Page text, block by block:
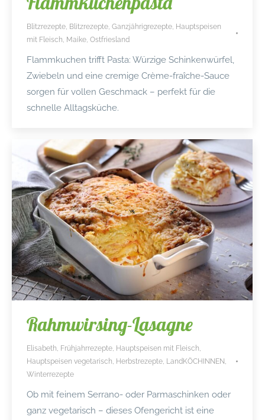
Blitzrezepte Blitzrezepte Ganzjährigrezepte Hauptspeisen
mit Fleisch Maike Ostfriesland
Flammkuchen trifft Pasta: Würzige Schinkenwürfel,
Zwiebeln und eine cremige Crème-fraîche-Sauce
sorgen für vollen Geschmack – perfekt für die
schnelle Alltagsküche.
Rahmwirsing-Lasagne
Elisabeth Frühjahrrezepte Hauptspeisen mit Fleisch
Hauptspeisen vegetarisch Herbstrezepte LandKÖCHINNEN
Winterrezepte
Ob mit feinem Serrano- oder Parmaschinken oder
ganz vegetarisch – dieses Ofengericht ist eine